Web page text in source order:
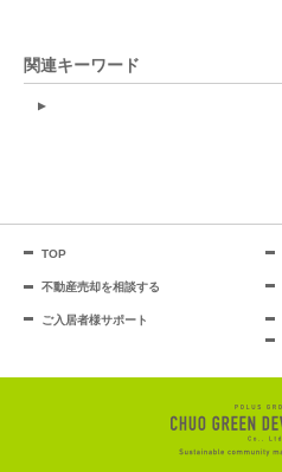
関連キーワード
TOP
不動産売却を相談する
ご入居者様サポート